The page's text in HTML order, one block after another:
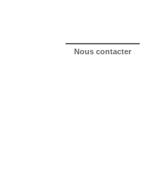
Nous contacter